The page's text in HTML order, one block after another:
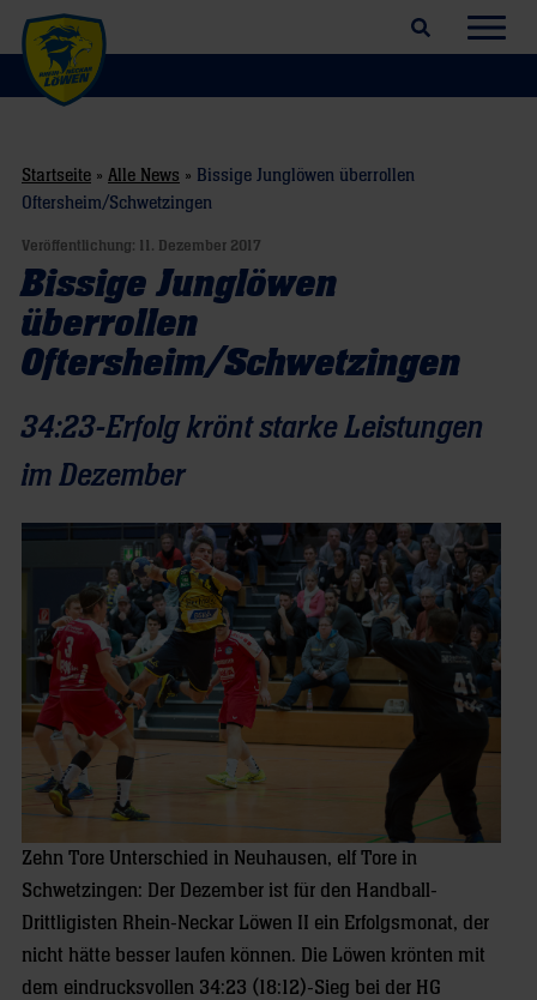
Suchfeld öffnen
Startseite » Alle News » Bissige Junglöwen überrollen
Oftersheim/Schwetzingen
Veröffentlichung: 11. Dezember 2017
Bissige Junglöwen
überrollen
Oftersheim/Schwetzingen
34:23-Erfolg krönt starke Leistungen
im Dezember
Zehn Tore Unterschied in Neuhausen, elf Tore in
Schwetzingen: Der Dezember ist für den Handball-
Drittligisten Rhein-Neckar Löwen II ein Erfolgsmonat, der
nicht hätte besser laufen können. Die Löwen krönten mit
dem eindrucksvollen 34:23 (18:12)-Sieg bei der HG